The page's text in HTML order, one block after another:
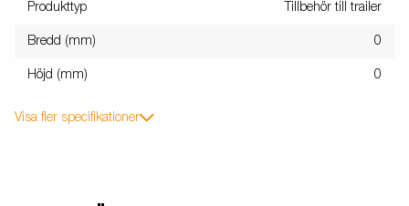
Produkttyp Tillbehör till trailer
Bredd (mm) 0
Höjd (mm) 0
Visa fler specifikationer